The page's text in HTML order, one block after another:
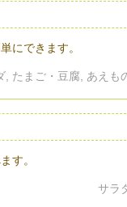
単にできます。
, たまご・豆腐, あえも
す。
サラ